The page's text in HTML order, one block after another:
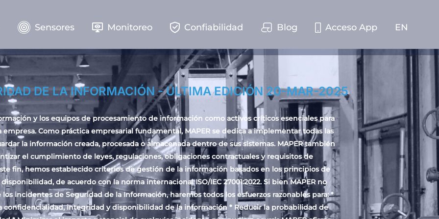
Sensores Monitoreo Confiabilidad Blog Acceso App EN
DE LA INFORMACIÓN - ÚLTIMA EDICIÓN 20-MAR-2025
y los equipos de procesamiento de información como activos críticos esenciales para
Como práctica empresarial fundamental, MAPER se dedica a implementar todas las
la información creada, procesada o almacenada dentro de sus sistemas. MAPER también
el cumplimiento de leyes, regulaciones, obligaciones contractuales y requisitos de
fin, hemos establecido criterios de gestión de la información basados en los principios de
de acuerdo con la norma internacional ISO/IEC 27001:2022. Si bien MAPER no
incidentes de Seguridad de la Información, haremos todos los esfuerzos razonables para: *
confidencialidad, integridad y disponibilidad de la información * Reducir la probabilidad de